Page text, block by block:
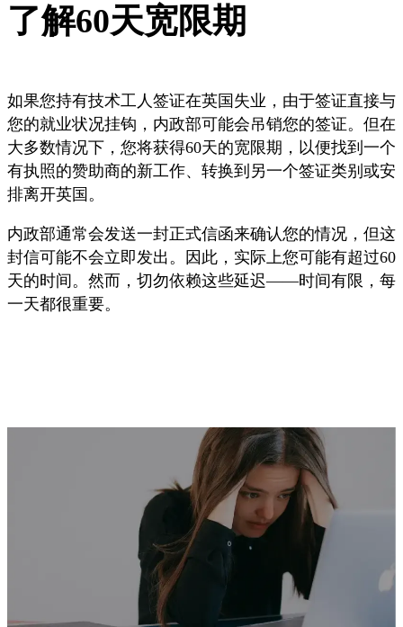
了解60天宽限期
如果您持有技术工人签证在英国失业，由于签证直接与
您的就业状况挂钩，内政部可能会吊销您的签证。但在
大多数情况下，您将获得60天的宽限期，以便找到一个
有执照的赞助商的新工作、转换到另一个签证类别或安
排离开英国。
内政部通常会发送一封正式信函来确认您的情况，但这
封信可能不会立即发出。因此，实际上您可能有超过60
天的时间。然而，切勿依赖这些延迟——时间有限，每
一天都很重要。